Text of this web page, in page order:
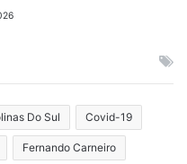
Do Sul Covid-19
Fernando Carneiro